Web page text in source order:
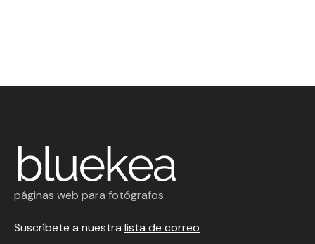
páginas web para fotógrafos
Suscríbete a nuestra lista de correo